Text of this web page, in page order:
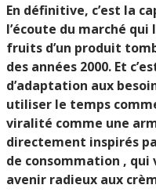
En définitive, c’est la
l’écoute du marché
fruits d’un produit
des années 2000. Et
d’adaptation aux
utiliser le temps
viralité comme une
directement inspirés
de consommation ,
avenir radieux aux